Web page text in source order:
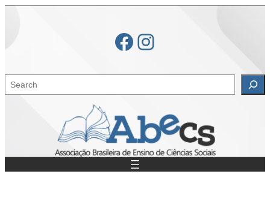
Skip
Facebook Instagram